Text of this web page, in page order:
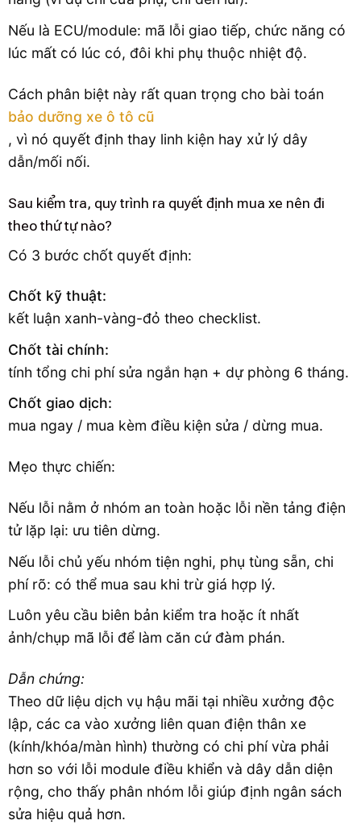
Nếu là ECU/module: mã lỗi giao tiếp, chức năng có
lúc mất có lúc có, đôi khi phụ thuộc nhiệt độ.
Cách phân biệt này rất quan trọng cho bài toán
bảo dưỡng xe ô tô cũ
, vì nó quyết định thay linh kiện hay xử lý dây
dẫn/mối nối.
Sau kiểm tra, quy trình ra quyết định mua xe nên đi
theo thứ tự nào?
Có 3 bước chốt quyết định:
Chốt kỹ thuật:
kết luận xanh-vàng-đỏ theo checklist.
Chốt tài chính:
tính tổng chi phí sửa ngắn hạn + dự phòng 6 tháng.
Chốt giao dịch:
mua ngay / mua kèm điều kiện sửa / dừng mua.
Mẹo thực chiến:
Nếu lỗi nằm ở nhóm an toàn hoặc lỗi nền tảng điện
tử lặp lại: ưu tiên dừng.
Nếu lỗi chủ yếu nhóm tiện nghi, phụ tùng sẵn, chi
phí rõ: có thể mua sau khi trừ giá hợp lý.
Luôn yêu cầu biên bản kiểm tra hoặc ít nhất
ảnh/chụp mã lỗi để làm căn cứ đàm phán.
Dẫn chứng:
Theo dữ liệu dịch vụ hậu mãi tại nhiều xưởng độc
lập, các ca vào xưởng liên quan điện thân xe
(kính/khóa/màn hình) thường có chi phí vừa phải
hơn so với lỗi module điều khiển và dây dẫn diện
rộng, cho thấy phân nhóm lỗi giúp định ngân sách
sửa hiệu quả hơn.